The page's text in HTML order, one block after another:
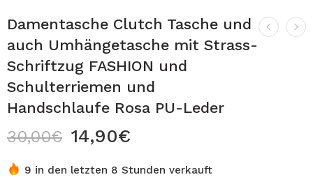
Damentasche Clutch Tasche und
auch Umhängetasche mit Strass-
Schriftzug FASHION und
Schulterriemen und
Handschlaufe Rosa PU-Leder
30,00€ 14,90€
9 in den letzten 8 Stunden verkauft